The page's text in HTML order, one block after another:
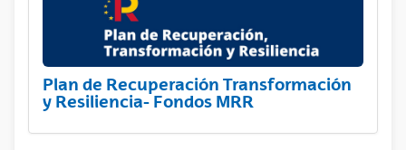
Plan de Recuperación Transformación
y Resiliencia- Fondos MRR